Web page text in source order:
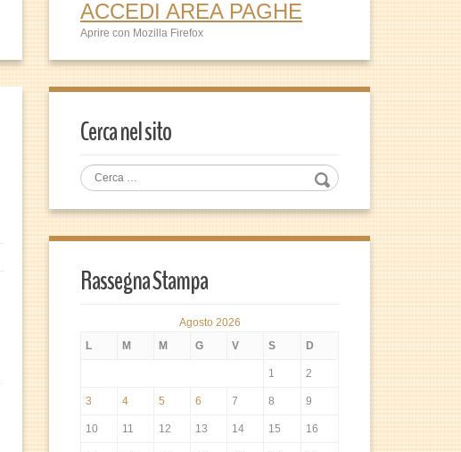
ACCEDI AREA PAGHE
Aprire con Mozilla Firefox
Cerca nel sito
Rassegna Stampa
Agosto 2026
L
M M G V S D
1 2
3 4 5 6 7 8 9
10 11 12 13 14 15 16